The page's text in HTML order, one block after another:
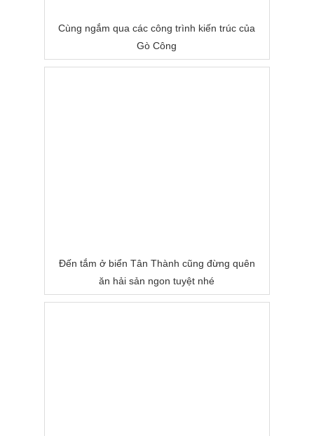
Cùng ngắm qua các công trình kiến trúc của
Gò Công
Đến tắm ở biển Tân Thành cũng đừng quên
ăn hải sản ngon tuyệt nhé